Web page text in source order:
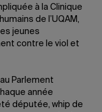
à la Clinique
de l’UQAM,
jeunes
contre le viol et
Parlement
année
députée, whip de